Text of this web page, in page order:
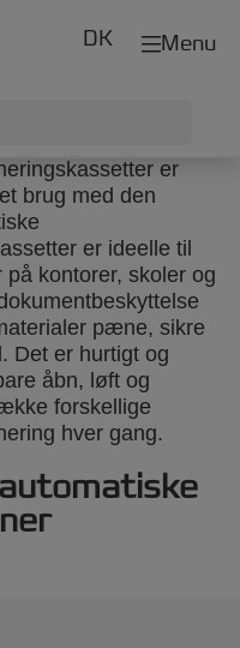
Menu
DK
er
brug med den
er ideelle til
kontorer, skoler og
pæne, sikre
Det er hurtigt og
åbn, løft og
forskellige
hver gang.